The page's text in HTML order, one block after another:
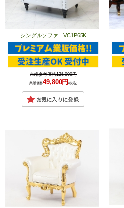
シングルソファ VC1P65K
市場参考価格128,000円
業販価格49,800円(税込)